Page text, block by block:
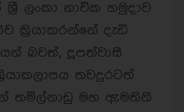
ලංකා නාවික හමුදාව
ක්‍රියාකරන්නේ දැඩි
බවත්, දූපත්වාසී
තවදුරටත්
තමිල්නාඩු මහ ඇමතිනී